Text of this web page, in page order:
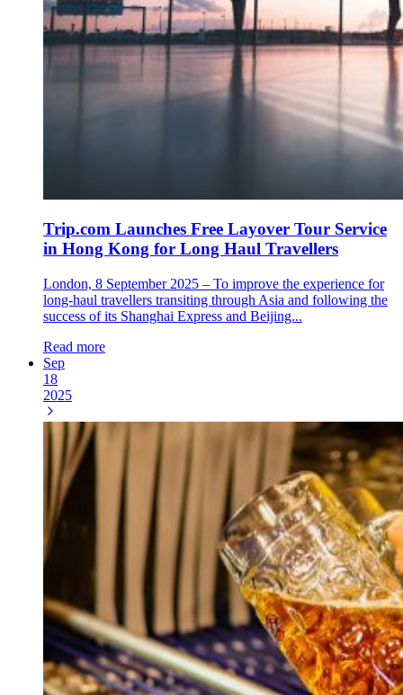
Trip.com Launches Free Layover Tour Service
in Hong Kong for Long Haul Travellers
London, 8 September 2025 – To improve the experience for
long-haul travellers transiting through Asia and following the
success of its Shanghai Express and Beijing...
Read more
Sep
18
2025